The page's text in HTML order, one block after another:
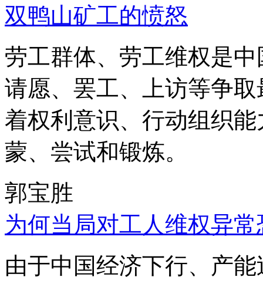
双鸭山矿工的愤怒
劳工群体、劳工维权是
请愿、罢工、上访等争
着权利意识、行动组织
蒙、尝试和锻炼。
郭宝胜
为何当局对工人维权异
由于中国经济下行、产